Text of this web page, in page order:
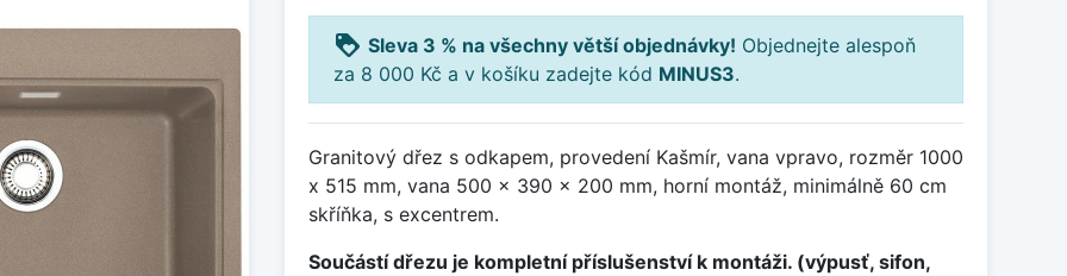
loyalty Sleva 3 % na všechny větší objednávky! Objednejte alespoň
za 8 000 Kč a v košíku zadejte kód MINUS3.
Granitový dřez s odkapem, provedení Kašmír, vana vpravo, rozměr 1000
x 515 mm, vana 500 x 390 x 200 mm, horní montáž, minimálně 60 cm
skříňka, s excentrem.
Součástí dřezu je kompletní příslušenství k montáži. (výpusť, sifon,